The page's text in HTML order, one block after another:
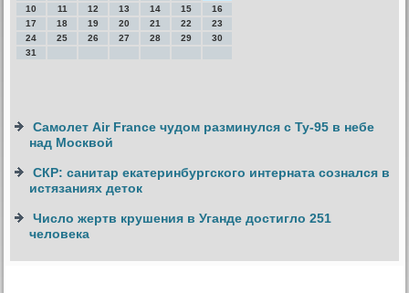
10
11 12 13 14 15
16
17
18 19 20 21 22
23
24
25 26 27 28 29
30
31
Самолет Air France чудом разминулся с Ту-95 в небе
над Москвой
СКР: санитар екатеринбургского интерната сознался в
истязаниях деток
Число жертв крушения в Уганде достигло 251
человека